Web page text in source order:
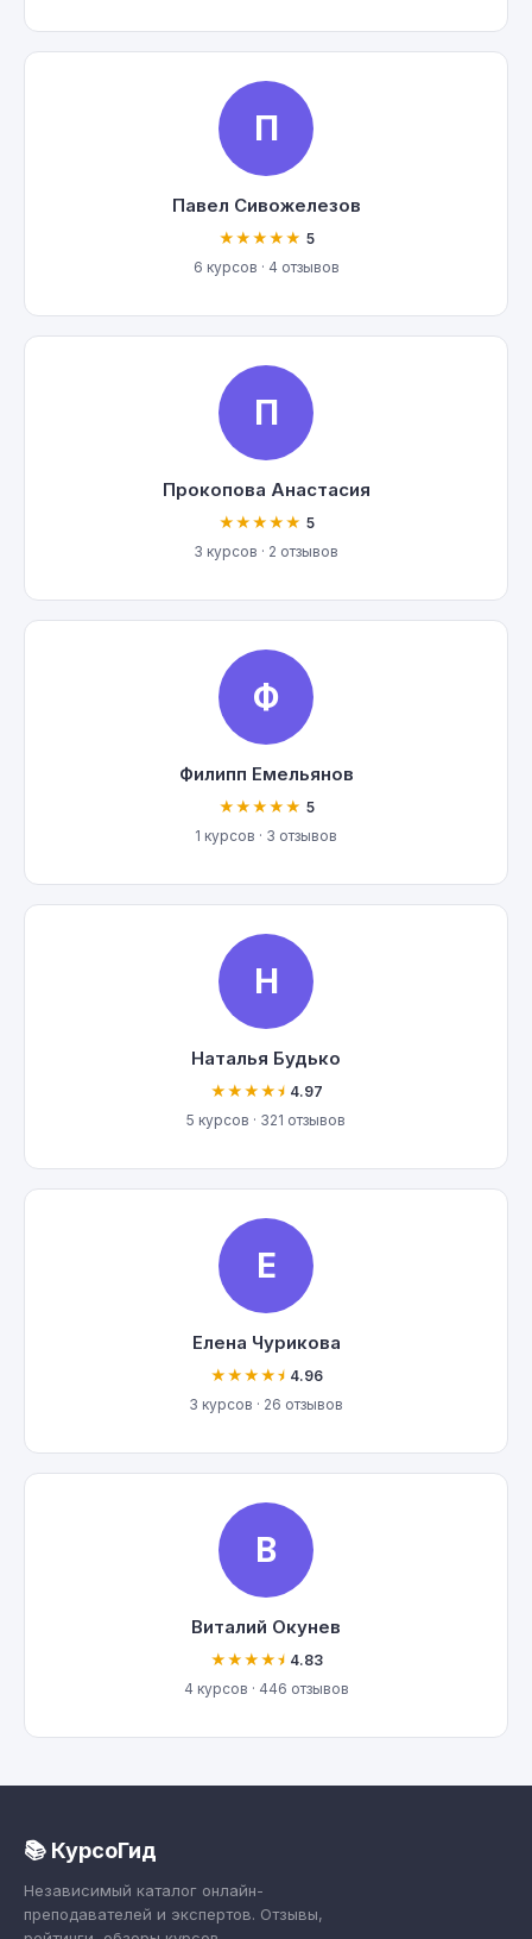
П
Павел Сивожелезов
★★★★★ 5
6 курсов · 4 отзывов
П
Прокопова Анастасия
★★★★★ 5
3 курсов · 2 отзывов
Ф
Филипп Емельянов
★★★★★ 5
1 курсов · 3 отзывов
Н
Наталья Будько
★★★★⯨ 4.97
5 курсов · 321 отзывов
Е
Елена Чурикова
★★★★⯨ 4.96
3 курсов · 26 отзывов
В
Виталий Окунев
★★★★⯨ 4.83
4 курсов · 446 отзывов
📚 КурсоГид
Независимый каталог онлайн-
преподавателей и экспертов. Отзывы,